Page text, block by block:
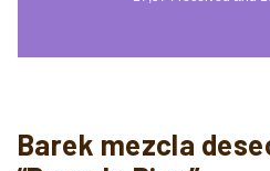
Barek mezcla